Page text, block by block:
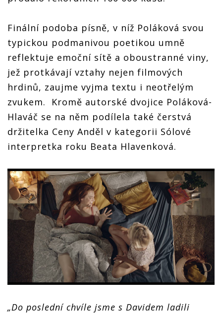
Finální podoba písně, v níž Poláková svou
typickou podmanivou poetikou umně
reflektuje emoční sítě a oboustranné viny,
jež protkávají vztahy nejen filmových
hrdinů, zaujme vyjma textu i neotřelým
zvukem. Kromě autorské dvojice Poláková-
Hlaváč se na něm podílela také čerstvá
držitelka Ceny Anděl v kategorii Sólové
interpretka roku Beata Hlavenková.
„Do poslední chvíle jsme s Davidem ladili